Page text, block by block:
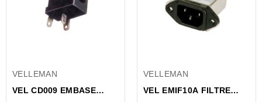
VELLEMAN
VEL CD009 EMBASE
VELLEMAN
VEL EMIF10A FILTRE